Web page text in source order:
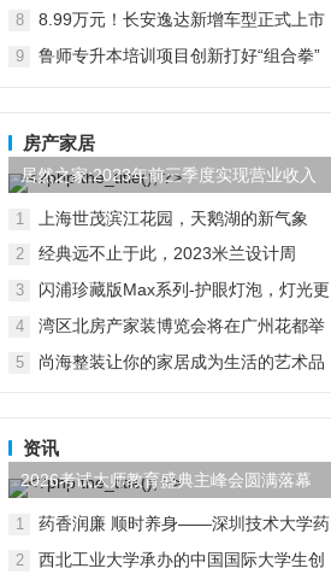
8
8.99万元！长安逸达新增车型正式上市
9
鲁师专升本培训项目创新打好“组合拳”
房产家居
居然之家:2023年前三季度实现营业收入
97.44亿元,同比...
1 上海世茂滨江花园，天鹅湖的新气象
2
经典远不止于此，2023米兰设计周
3
闪浦珍藏版Max系列-护眼灯泡，灯光更
4
湾区北房产家装博览会将在广州花都举
5 尚海整装让你的家居成为生活的艺术品
资讯
2026考试大师教育盛典主峰会圆满落幕
1
药香润廉 顺时养身——深圳技术大学药
题党日活动
2
西北工业大学承办的中国国际大学生创